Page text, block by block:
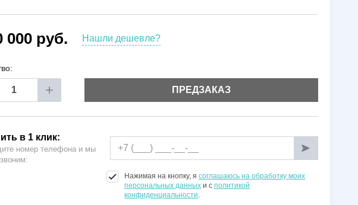
000 руб. Нашли дешевле?
ПРЕДЗАКАЗ
в 1 клик:
номер телефона и мы
Нажимая на кнопку, ясоглашаюсь на обработку моих
персональных данных и сполитикой
конфиденциальности.